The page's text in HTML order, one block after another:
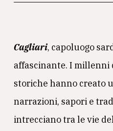
Cagliari, capoluogo
affascinante. I millenni
storiche hanno creato
narrazioni, sapori e
intrecciano tra le vie